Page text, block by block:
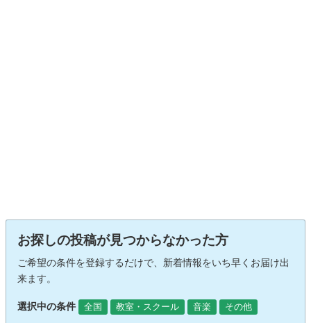
お探しの投稿が見つからなかった方
ご希望の条件を登録するだけで、新着情報をいち早くお届け出
来ます。
選択中の条件 全国 教室・スクール 音楽 その他